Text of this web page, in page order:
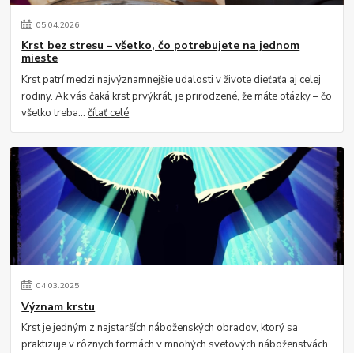
05.04.2026
Krst bez stresu – všetko, čo potrebujete na jednom
mieste
Krst patrí medzi najvýznamnejšie udalosti v živote dieťaťa aj celej
rodiny. Ak vás čaká krst prvýkrát, je prirodzené, že máte otázky – čo
všetko treba...čítať celé
04.03.2025
Význam krstu
Krst je jedným z najstarších náboženských obradov, ktorý sa
praktizuje v rôznych formách v mnohých svetových náboženstvách.